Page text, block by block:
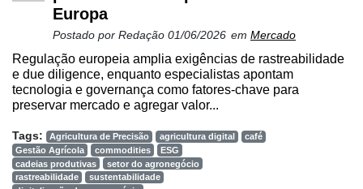
Europa
Postado por Redação 01/06/2026 em Mercado
Regulação europeia amplia exigências de rastreabilidade
e due diligence, enquanto especialistas apontam
tecnologia e governança como fatores-chave para
preservar mercado e agregar valor...
Tags: Agricultura de Precisão agricultura digital
café
Gestão Agrícola
commodities
ESG
cadeias produtivas
setor do agronegócio
rastreabilidade
sustentabilidade